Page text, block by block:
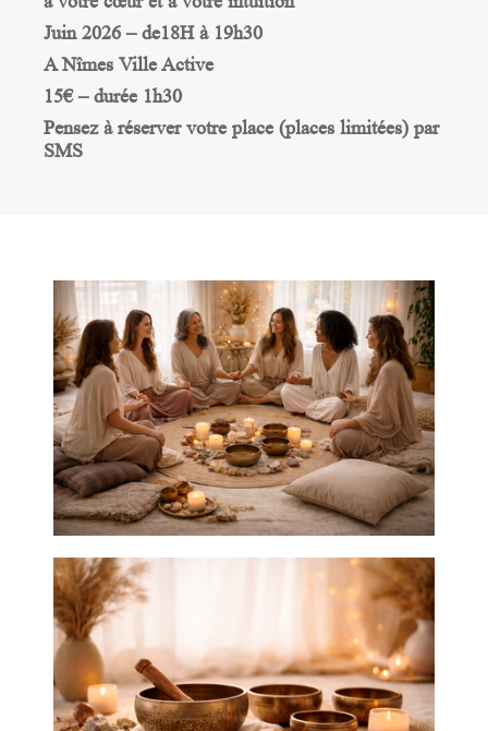
Juin2026 – de18H à 19h30
ANîmes Ville Active
15€ – durée 1h30
Pensez à réserver votre place (places limitées) par
SMS